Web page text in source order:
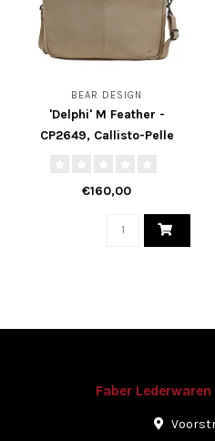
BEAR DESIGN
'Delphi' M Feather -
CP2649, Callisto-Pelle
€160,00
Faber